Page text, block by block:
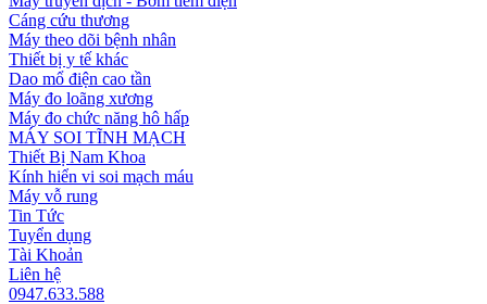
Cáng cứu thương
Máy theo dõi bệnh nhân
Thiết bị y tế khác
Dao mổ điện cao tần
Máy đo loãng xương
Máy đo chức năng hô hấp
MÁY SOI TĨNH MẠCH
Thiết Bị Nam Khoa
Kính hiển vi soi mạch máu
Máy vỗ rung
Tin Tức
Tuyển dụng
Tài Khoản
Liên hệ
0947.633.588